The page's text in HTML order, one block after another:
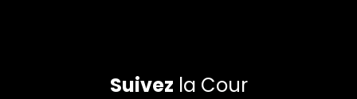
Suivez la Cour